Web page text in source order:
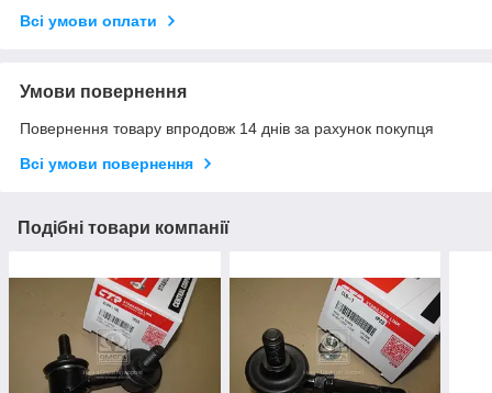
Всі умови оплати
Умови повернення
Повернення товару впродовж 14 днів за рахунок покупця
Всі умови повернення
Подібні товари компанії